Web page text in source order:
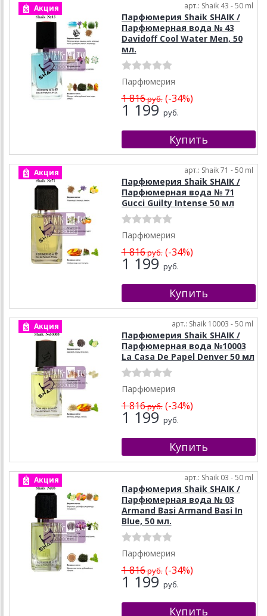
Акция арт.: Shaik 43 - 50 ml
Парфюмерия Shaik SHAIK /
Парфюмерная вода № 43
Davidoff Cool Water Men, 50
мл.
Парфюмерия
1 816руб.(-34%)
1 199 руб.
Акция арт.: Shaik 71 - 50 ml
Парфюмерия Shaik SHAIK /
Парфюмерная вода № 71
Gucci Guilty Intense 50 мл
Парфюмерия
1 816руб.(-34%)
1 199 руб.
Акция арт.: Shaik 10003 - 50 ml
Парфюмерия Shaik SHAIK /
Парфюмерная вода №10003
La Casa De Papel Denver 50 мл
Парфюмерия
1 816руб.(-34%)
1 199 руб.
Акция арт.: Shaik 03 - 50 ml
Парфюмерия Shaik SHAIK /
Парфюмерная вода № 03
Armand Basi Armand Basi In
Blue, 50 мл.
Парфюмерия
1 816руб.(-34%)
1 199 руб.